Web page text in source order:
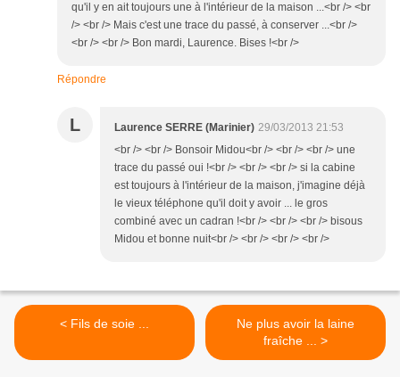
qu'il y en ait toujours une à l'intérieur de la maison ...<br /> <br
/> <br /> Mais c'est une trace du passé, à conserver ...<br />
<br /> <br /> Bon mardi, Laurence. Bises !<br />
Répondre
L Laurence SERRE (Marinier) 29/03/2013 21:53
<br /> <br /> Bonsoir Midou<br /> <br /> <br /> une
trace du passé oui !<br /> <br /> <br /> si la cabine
est toujours à l'intérieur de la maison, j'imagine déjà
le vieux téléphone qu'il doit y avoir ... le gros
combiné avec un cadran !<br /> <br /> <br /> bisous
Midou et bonne nuit<br /> <br /> <br /> <br />
< Fils de soie ...
Ne plus avoir la laine
fraîche ... >